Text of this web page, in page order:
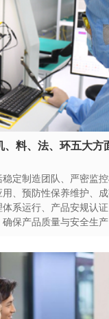
保产品质量与安全生产